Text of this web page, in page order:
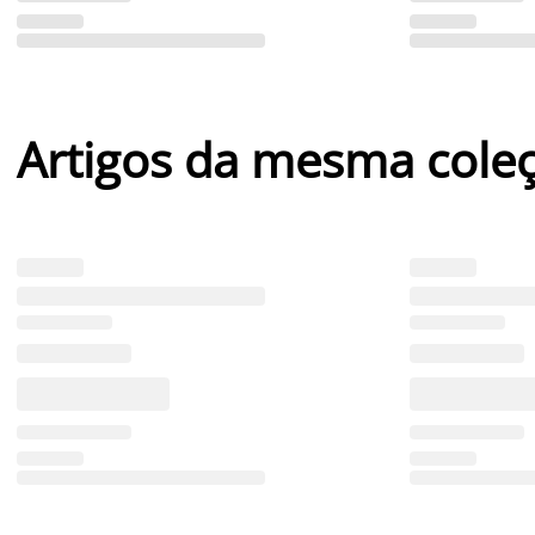
Artigos da mesma